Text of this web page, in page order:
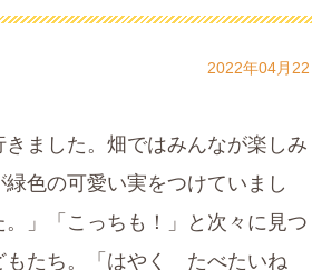
2022年04月22
ました。畑ではみんなが楽しみ
色の可愛い実をつけていまし
」「こっちも！」と次々に見つ
もたち。「はやく たべたいね